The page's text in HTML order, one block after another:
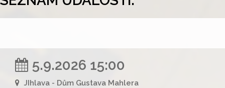
5.9.2026 15:00
JIhlava - Dům Gustava Mahlera